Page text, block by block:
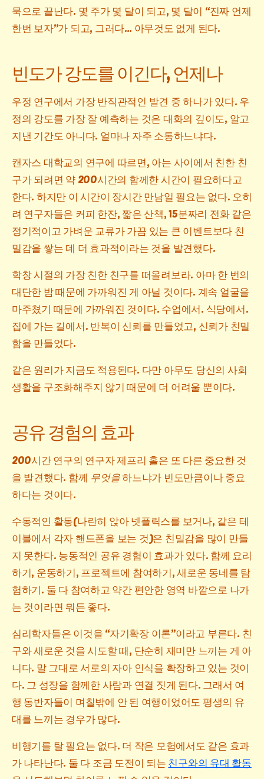
묵으로 끝난다. 몇 주가 몇 달이 되고, 몇 달이 “진짜 언제
한번 보자”가 되고, 그러다… 아무것도 없게 된다.
빈도가 강도를 이긴다, 언제나
우정 연구에서 가장 반직관적인 발견 중 하나가 있다. 우
정의 강도를 가장 잘 예측하는 것은 대화의 깊이도, 알고
지낸 기간도 아니다. 얼마나 자주 소통하느냐다.
캔자스 대학교의 연구에 따르면, 아는 사이에서 친한 친
구가 되려면 약 200시간의 함께한 시간이 필요하다고
한다. 하지만 이 시간이 장시간 만남일 필요는 없다. 오히
려 연구자들은 커피 한잔, 짧은 산책, 15분짜리 전화 같은
정기적이고 가벼운 교류가 가끔 있는 큰 이벤트보다 친
밀감을 쌓는 데 더 효과적이라는 것을 발견했다.
학창 시절의 가장 친한 친구를 떠올려보라. 아마 한 번의
대단한 밤 때문에 가까워진 게 아닐 것이다. 계속 얼굴을
마주쳤기 때문에 가까워진 것이다. 수업에서. 식당에서.
집에 가는 길에서. 반복이 신뢰를 만들었고, 신뢰가 친밀
함을 만들었다.
같은 원리가 지금도 적용된다. 다만 아무도 당신의 사회
생활을 구조화해주지 않기 때문에 더 어려울 뿐이다.
공유 경험의 효과
200시간 연구의 연구자 제프리 홀은 또 다른 중요한 것
을 발견했다. 함께 무엇을하느냐가 빈도만큼이나 중요
하다는 것이다.
수동적인 활동(나란히 앉아 넷플릭스를 보거나, 같은 테
이블에서 각자 핸드폰을 보는 것)은 친밀감을 많이 만들
지 못한다. 능동적인 공유 경험이 효과가 있다. 함께 요리
하기, 운동하기, 프로젝트에 참여하기, 새로운 동네를 탐
험하기. 둘 다 참여하고 약간 편안한 영역 바깥으로 나가
는 것이라면 뭐든 좋다.
심리학자들은 이것을 “자기확장 이론”이라고 부른다. 친
구와 새로운 것을 시도할 때, 단순히 재미만 느끼는 게 아
니다. 말 그대로 서로의 자아 인식을 확장하고 있는 것이
다. 그 성장을 함께한 사람과 연결 짓게 된다. 그래서 여
행 동반자들이 며칠밖에 안 된 여행이었어도 평생의 유
대를 느끼는 경우가 많다.
비행기를 탈 필요는 없다. 더 작은 모험에서도 같은 효과
가 나타난다. 둘 다 조금 도전이 되는 친구와의 유대 활동